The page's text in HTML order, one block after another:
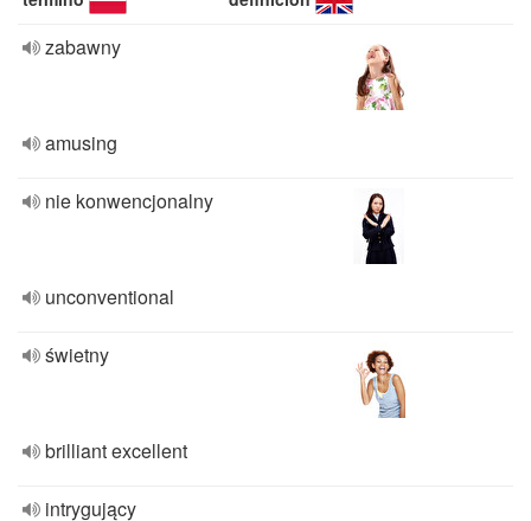
zabawny
amusing
nie konwencjonalny
unconventional
świetny
brilliant excellent
intrygujący